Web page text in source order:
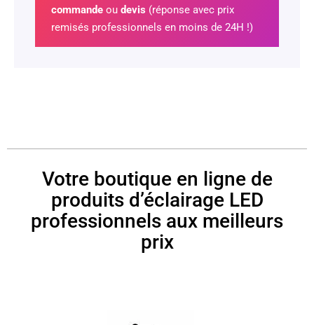
commandeou devis (réponse avec prix
remisés professionnels en moins de 24H !)
Votre boutique en ligne de
produits d’éclairage LED
professionnels aux meilleurs
prix